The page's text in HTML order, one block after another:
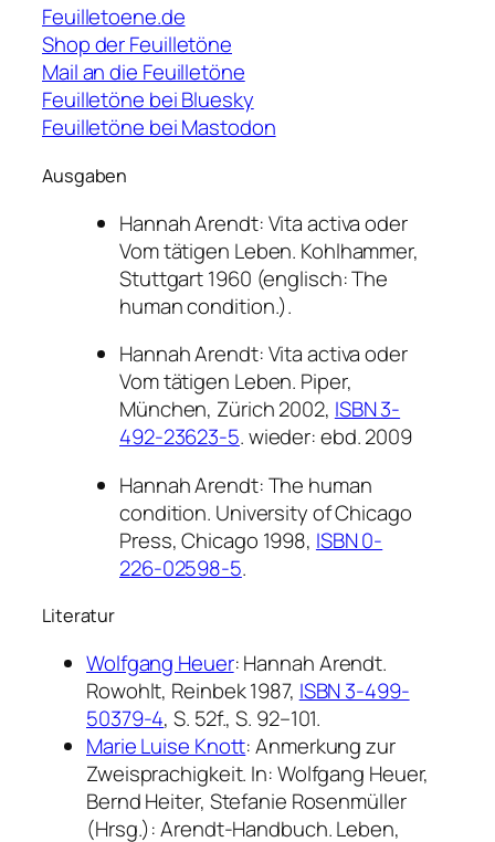
Feuilletoene.de
Shop der Feuilletöne
Mail an die Feuilletöne
Feuilletöne bei Bluesky
Feuilletöne bei Mastodon
Ausgaben
Hannah Arendt: Vita activa oder
Vom tätigen Leben. Kohlhammer,
Stuttgart 1960 (englisch: The
human condition.).
Hannah Arendt: Vita activa oder
Vom tätigen Leben. Piper,
München, Zürich 2002, ISBN 3-
492-23623-5. wieder: ebd. 2009
Hannah Arendt: The human
condition. University of Chicago
Press, Chicago 1998, ISBN 0-
226-02598-5.
Literatur
Wolfgang Heuer:Hannah Arendt.
Rowohlt, Reinbek 1987, ISBN 3-499-
50379-4, S. 52f., S. 92–101.
Marie Luise Knott:Anmerkung zur
Zweisprachigkeit. In: Wolfgang Heuer,
Bernd Heiter, Stefanie Rosenmüller
(Hrsg.):Arendt-Handbuch. Leben,